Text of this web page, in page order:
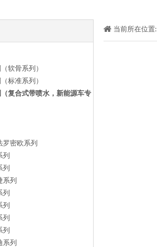
软骨系列）
标准系列）
复合式带喷水，新能源车专
罗密欧系列
列
列
系列
列
列
列
列
系列
当前所在位置: